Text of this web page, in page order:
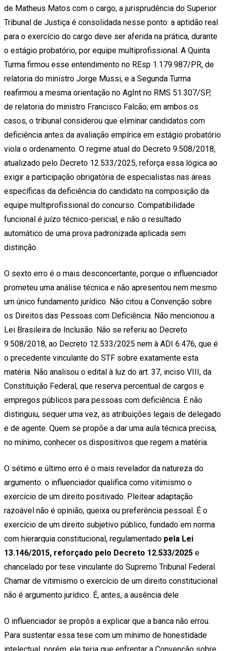
de Matheus Matos com o cargo, a jurisprudência do Superior
Tribunal de Justiça é consolidada nesse ponto: a aptidão real
para o exercício do cargo deve ser aferida na prática, durante
o estágio probatório, por equipe multiprofissional. A Quinta
Turma firmou esse entendimento no REsp 1.179.987/PR, de
relatoria do ministro Jorge Mussi, e a Segunda Turma
reafirmou a mesma orientação no AgInt no RMS 51.307/SP,
de relatoria do ministro Francisco Falcão; em ambos os
casos, o tribunal considerou que eliminar candidatos com
deficiência antes da avaliação empírica em estágio probatório
viola o ordenamento. O regime atual do Decreto 9.508/2018,
atualizado pelo Decreto 12.533/2025, reforça essa lógica ao
exigir a participação obrigatória de especialistas nas áreas
específicas da deficiência do candidato na composição da
equipe multiprofissional do concurso. Compatibilidade
funcional é juízo técnico-pericial, e não o resultado
automático de uma prova padronizada aplicada sem
distinção.
O sexto erro é o mais desconcertante, porque o influenciador
prometeu uma análise técnica e não apresentou nem mesmo
um único fundamento jurídico. Não citou a Convenção sobre
os Direitos das Pessoas com Deficiência. Não mencionou a
Lei Brasileira de Inclusão. Não se referiu ao Decreto
9.508/2018, ao Decreto 12.533/2025 nem à ADI 6.476, que é
o precedente vinculante do STF sobre exatamente esta
matéria. Não analisou o edital à luz do art. 37, inciso VIII, da
Constituição Federal, que reserva percentual de cargos e
empregos públicos para pessoas com deficiência. E não
distinguiu, sequer uma vez, as atribuições legais de delegado
e de agente. Quem se propõe a dar uma aula técnica precisa,
no mínimo, conhecer os dispositivos que regem a matéria.
O sétimo e último erro é o mais revelador da natureza do
argumento: o influenciador qualifica como vitimismo o
exercício de um direito positivado. Pleitear adaptação
razoável não é opinião, queixa ou preferência pessoal. É o
exercício de um direito subjetivo público, fundado em norma
com hierarquia constitucional, regulamentado pela Lei
13.146/2015, reforçado pelo Decreto 12.533/2025 e
chancelado por tese vinculante do Supremo Tribunal Federal.
Chamar de vitimismo o exercício de um direito constitucional
não é argumento jurídico. É, antes, a ausência dele.
O influenciador se propôs a explicar que a banca não errou.
Para sustentar essa tese com um mínimo de honestidade